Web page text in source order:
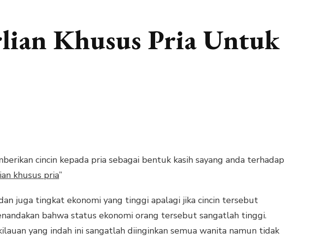
Khusus Pria Untuk
cincin kepada pria sebagai bentuk kasih sayang anda terhadap
khusus pria”
juga tingkat ekonomi yang tinggi apalagi jika cincin tersebut
bahwa status ekonomi orang tersebut sangatlah tinggi.
yang indah ini sangatlah diinginkan semua wanita namun tidak